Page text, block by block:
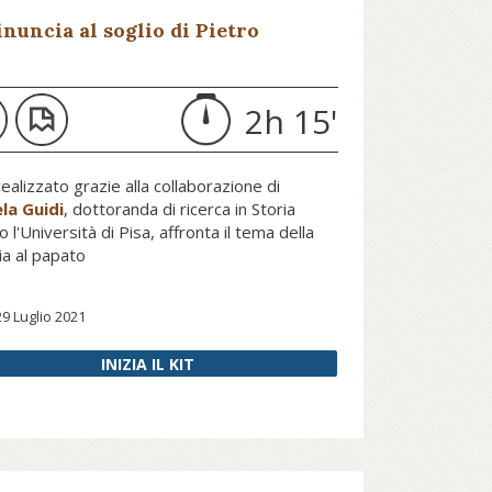
conclave, per ora non s’ha
fare, nonostante le speranze di
problemi di salute del papa.
a leggere su internazionale.it...
il tema del conclave grazie al
Guidi su Pars...
al soglio di Pietro
2h 15'
grazie alla collaborazione di
Guidi, dottoranda di ricerca in Storia
l'Università di Pisa, affronta il tema della
al papato
Luglio 2021
INIZIA IL KIT